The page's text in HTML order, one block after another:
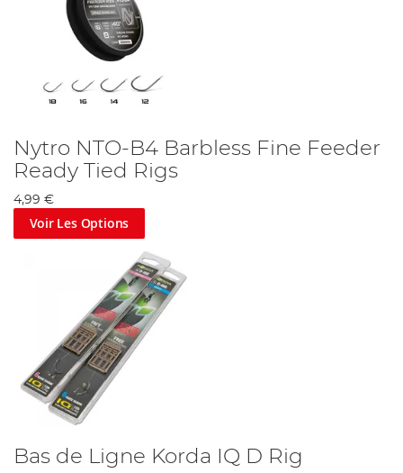
Nytro NTO-B4 Barbless Fine Feeder
Ready Tied Rigs
4,99 €
Voir Les Options
Bas de Ligne Korda IQ D Rig